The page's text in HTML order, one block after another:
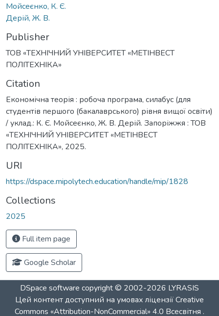
Мойсеєнко, К. Є.
Дерій, Ж. В.
Publisher
ТОВ «ТЕХНІЧНИЙ УНІВЕРСИТЕТ «МЕТІНВЕСТ
ПОЛІТЕХНІКА»
Citation
Економічна теорія : робоча програма, силабус (для
студентів першого (бакалаврського) рівня вищої освіти)
/ уклад.: К. Є. Мойсеєнко, Ж. В. Дерій. Запоріжжя : ТОВ
«ТЕХНІЧНИЙ УНІВЕРСИТЕТ «МЕТІНВЕСТ
ПОЛІТЕХНІКА», 2025.
URI
https://dspace.mipolytech.education/handle/mip/1828
Collections
2025
Full item page
Google Scholar
DSpace software copyright © 2002-2026 LYRASIS
Цей контент доступний на умовах ліцензіїCreative
Commons «Attribution-NonCommercial» 4.0 Всесвітня .